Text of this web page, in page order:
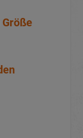
Größe